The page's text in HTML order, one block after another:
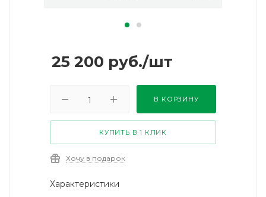
25 200 руб./шт
В КОРЗИНУ
КУПИТЬ В 1 КЛИК
Хочу в подарок
Характеристики